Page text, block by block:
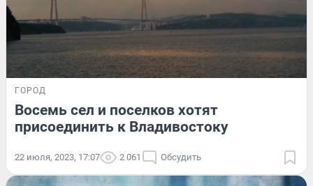
ГОРОД
Восемь сел и поселков хотят
присоединить к Владивостоку
22 июля, 2023, 17:07 2 061 Обсудить